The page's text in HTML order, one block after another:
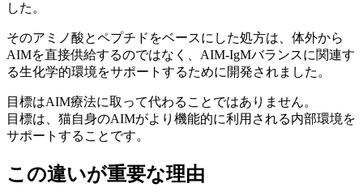
した。
そのアミノ酸とペプチドをベースにした処方は、体外から
AIMを直接供給するのではなく、AIM-IgMバランスに関連す
る生化学的環境をサポートするために開発されました。
目標はAIM療法に取って代わることではありません。
目標は、猫自身のAIMがより機能的に利用される内部環境を
サポートすることです。
この違いが重要な理由